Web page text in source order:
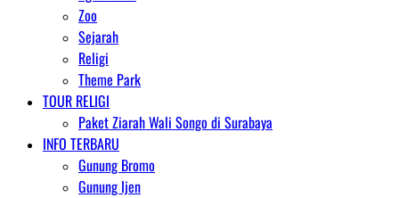
Zoo
Sejarah
Religi
Theme Park
TOUR RELIGI
Paket Ziarah Wali Songo di Surabaya
INFO TERBARU
Gunung Bromo
Gunung Ijen